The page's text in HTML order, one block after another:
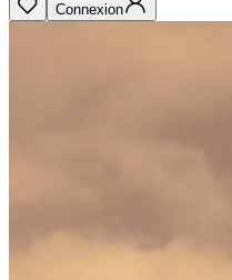
Connexion